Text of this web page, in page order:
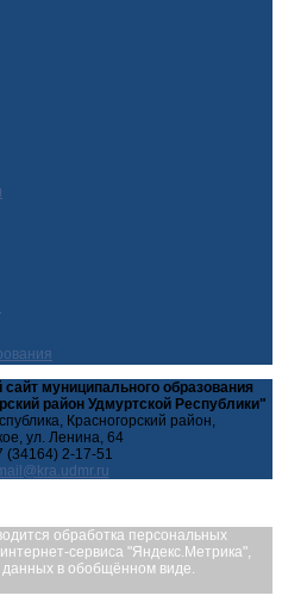
муниципального образования
район Удмуртской Республики"
Красногорский район,
ул. Ленина, 64
(34164) 2-17-51
обработка персональных
сервиса "Яндекс.Метрика",
в обобщённом виде.